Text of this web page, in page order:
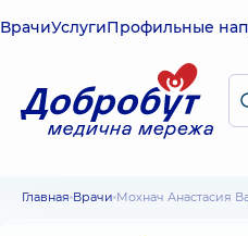
ВрачиУслугиПрофильные
Главная Врачи Мохнач Анастасия